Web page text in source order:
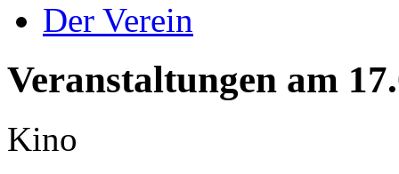
Der Verein
Veranstaltungen am
Kino